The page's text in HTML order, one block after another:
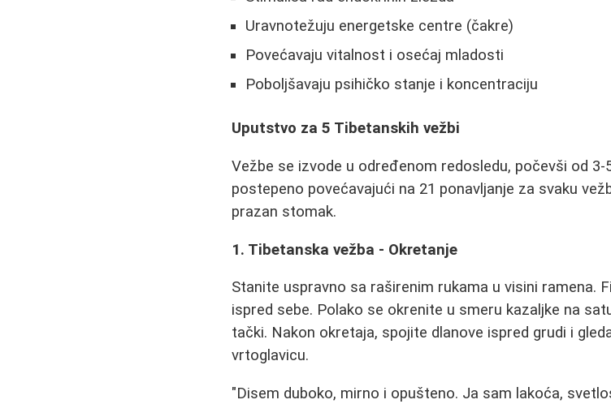
Uravnotežuju energetske centre (čakre)
Povećavaju vitalnost i osećaj mladosti
Poboljšavaju psihičko stanje i koncentraciju
Uputstvo za 5 Tibetanskih vežbi
Vežbe se izvode u određenom redosledu, počevši od 3-
postepeno povećavajući na 21 ponavljanje za svaku
prazan stomak.
1. Tibetanska vežba - Okretanje
Stanite uspravno sa raširenim rukama u visini ramena.
ispred sebe. Polako se okrenite u smeru kazaljke na
tački. Nakon okretaja, spojite dlanove ispred grudi i
vrtoglavicu.
"Disem duboko, mirno i opušteno. Ja sam lakoća,